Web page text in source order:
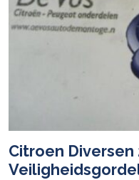
Citroen Diversen